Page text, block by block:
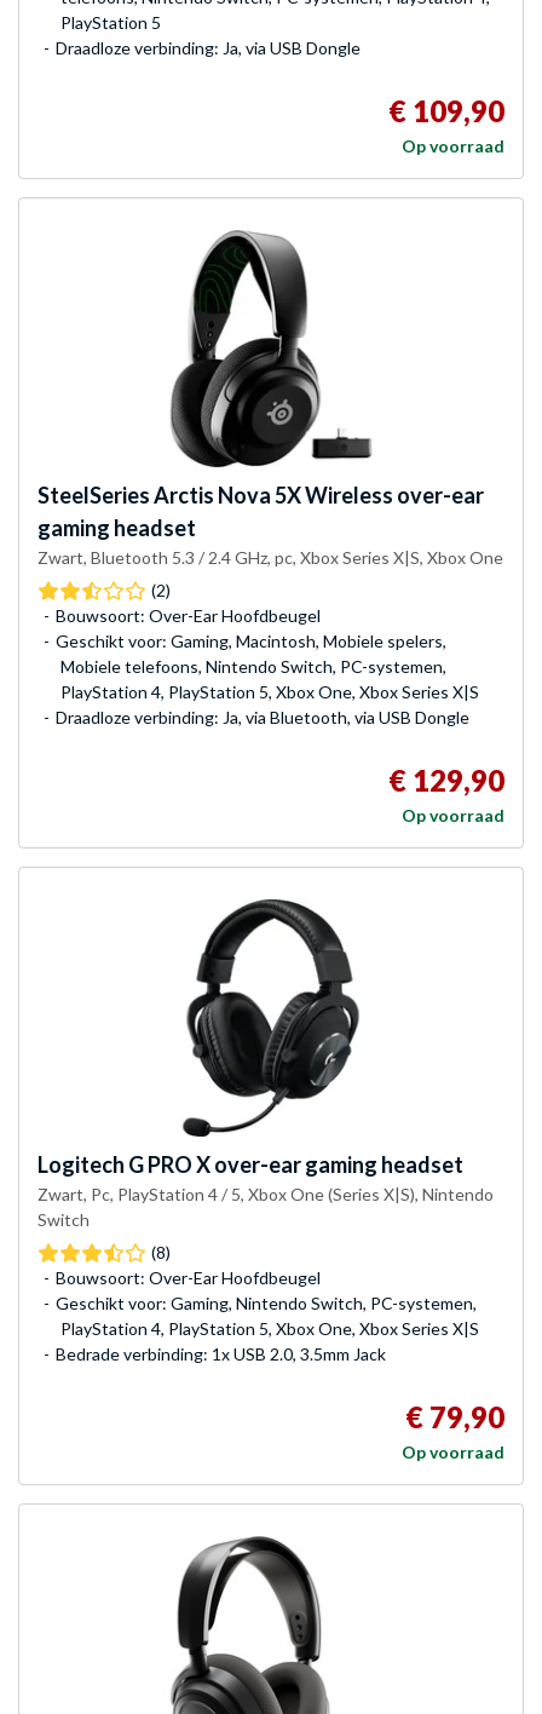
PlayStation 5
Draadloze verbinding: Ja, via USB Dongle
€ 109,90
Op voorraad
SteelSeriesArctis Nova 5X Wireless over-ear
gaming headset
Zwart, Bluetooth 5.3 / 2.4 GHz, pc, Xbox Series X|S, Xbox One
(2)
Bouwsoort: Over-Ear Hoofdbeugel
Geschikt voor: Gaming, Macintosh, Mobiele spelers,
Mobiele telefoons, Nintendo Switch, PC-systemen,
PlayStation 4, PlayStation 5, Xbox One, Xbox Series X|S
Draadloze verbinding: Ja, via Bluetooth, via USB Dongle
€ 129,90
Op voorraad
Logitech GPRO X over-ear gaming headset
Zwart, Pc, PlayStation 4 / 5, Xbox One (Series X|S), Nintendo
Switch
(8)
Bouwsoort: Over-Ear Hoofdbeugel
Geschikt voor: Gaming, Nintendo Switch, PC-systemen,
PlayStation 4, PlayStation 5, Xbox One, Xbox Series X|S
Bedrade verbinding: 1x USB 2.0, 3.5mm Jack
€ 79,90
Op voorraad